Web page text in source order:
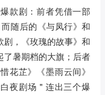
款剧：前者凭借一部
随后的《与凤行》和
剧，《玫瑰的故事》和
暑期档的大旗；后者
花芷》《墨雨云间》
夜剧场 " 连出三个爆